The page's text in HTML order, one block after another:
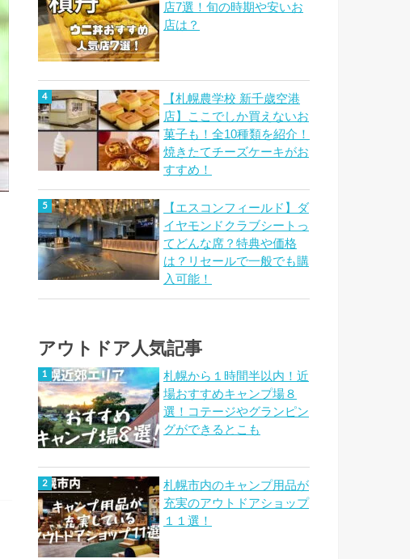
店7選！旬の時期や安いお
店は？
【札幌農学校 新千歳空港
店】ここでしか買えないお
菓子も！全10種類を紹介！
焼きたてチーズケーキがお
すすめ！
【エスコンフィールド】ダ
イヤモンドクラブシートっ
てどんな席？特典や価格
は？リセールで一般でも購
入可能！
アウトドア人気記事
札幌から１時間半以内！近
場おすすめキャンプ場８
選！コテージやグランピン
グができるとこも
札幌市内のキャンプ用品が
充実のアウトドアショップ
１１選！